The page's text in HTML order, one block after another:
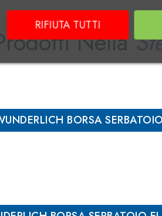
Nella
BORSA
RIFIUTA TUTTI